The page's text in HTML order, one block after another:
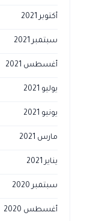
أكتوبر 2021
سبتمبر 2021
أغسطس 2021
يوليو 2021
يونيو 2021
مارس 2021
يناير 2021
سبتمبر 2020
أغسطس 2020